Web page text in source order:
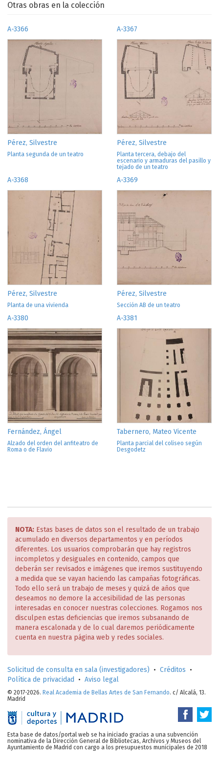
Otras obras en la colección
A-3366
Pérez, Silvestre
Planta segunda de un teatro
A-3367
Pérez, Silvestre
Planta tercera, debajo del
escenario y armaduras del pasillo y
tejado de un teatro
A-3368
Pérez, Silvestre
Planta de una vivienda
A-3369
Pérez, Silvestre
Sección AB de un teatro
A-3380
Fernández, Ángel
Alzado del orden del anfiteatro de
Roma o de Flavio
A-3381
Tabernero, Mateo Vicente
Planta parcial del coliseo según
Desgodetz
NOTA: Estas bases de datos son el resultado de un trabajo
acumulado en diversos departamentos y en períodos
diferentes. Los usuarios comprobarán que hay registros
incompletos y desiguales en contenido, campos que
deberán ser revisados e imágenes que iremos sustituyendo
a medida que se vayan haciendo las campañas fotográficas.
Todo ello será un trabajo de meses y quizá de años que
deseamos no demore la accesibilidad de las personas
interesadas en conocer nuestras colecciones. Rogamos nos
disculpen estas deficiencias que iremos subsanando de
manera escalonada y de lo cual daremos periódicamente
cuenta en nuestra página web y redes sociales.
Solicitud de consulta en sala (investigadores) • Créditos •
Política de privacidad
• Aviso legal
© 2017-2026. Real Academia de Bellas Artes de San Fernando. c/ Alcalá, 13.
Madrid
Esta base de datos/portal web se ha iniciado gracias a una subvención
nominativa de la Dirección General de Bibliotecas, Archivos y Museos del
Ayuntamiento de Madrid con cargo a los presupuestos municipales de 2018